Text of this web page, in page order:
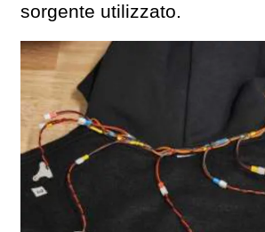
sorgente utilizzato.